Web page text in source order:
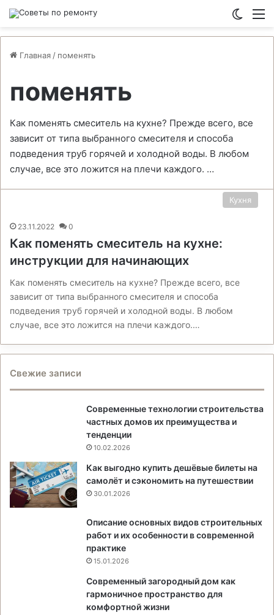
Главная / поменять
поменять
Как поменять смеситель на кухне? Прежде всего, все
зависит от типа выбранного смесителя и способа
подведения труб горячей и холодной воды. В любом
случае, все это ложится на плечи каждого. …
Кухня
23.11.2022 0
Как поменять смеситель на кухне:
инструкции для начинающих
Как поменять смеситель на кухне? Прежде всего, все
зависит от типа выбранного смесителя и способа
подведения труб горячей и холодной воды. В любом
случае, все это ложится на плечи каждого.…
Свежие записи
Современные технологии строительства
частных домов их преимущества и
тенденции
10.02.2026
Как выгодно купить дешёвые билеты на
самолёт и сэкономить на путешествии
30.01.2026
Описание основных видов строительных
работ и их особенности в современной
практике
15.01.2026
Современный загородный дом как
гармоничное пространство для
комфортной жизни